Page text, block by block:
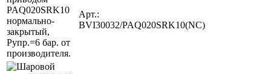
Арт.:
BVI30032/PAQ020SRK10(NC)